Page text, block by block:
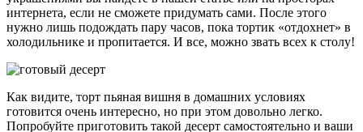
интернета, если не сможете придумать сами. После этого
нужно лишь подождать пару часов, пока тортик «отдохнет» в
холодильнике и пропитается. И все, можно звать всех к столу!
Как видите, торт пьяная вишня в домашних условиях
готовится очень интересно, но при этом довольно легко.
Попробуйте приготовить такой десерт самостоятельно и ваши